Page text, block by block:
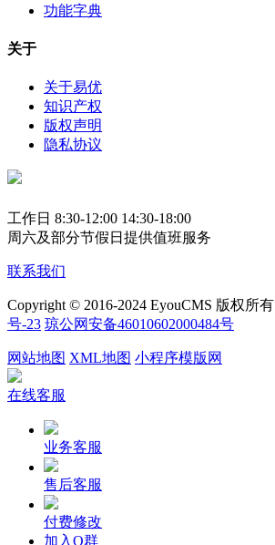
功能字典
关于
关于易优
知识产权
版权声明
隐私协议
工作日 8:30-12:00 14:30-18:00
周六及部分节假日提供值班服务
联系我们
Copyright © 2016-2024 EyouCMS 版权所有
号-23 琼公网安备46010602000484号
网站地图 XML地图 小程序模版网
在线客服
业务客服
售后客服
付费修改
加入Q群